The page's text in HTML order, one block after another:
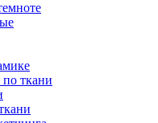
ткани